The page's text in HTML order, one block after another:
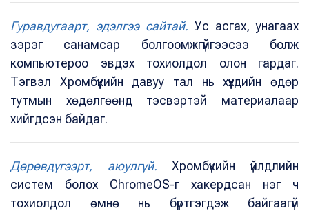
Гуравдугаарт, эдэлгээ сайтай. Ус асгах, унагаах
зэрэг санамсар болгоомжгүйгээсээ болж
компьютероо эвдэх тохиолдол олон гардаг.
Тэгвэл Хромбүүкийн давуу тал нь хүүхдийн өдөр
тутмын хөдөлгөөнд тэсвэртэй материалаар
хийгдсэн байдаг.
Дөрөвдүгээрт, аюулгүй. Хромбүүкийн үйлдлийн
систем болох ChromeOS-г хакердсан нэг ч
тохиолдол өмнө нь бүртгэгдэж байгаагүй